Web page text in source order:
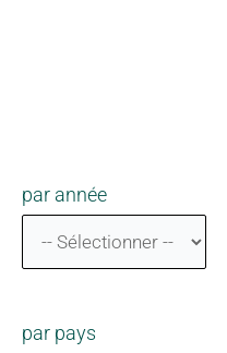
par année
par pays